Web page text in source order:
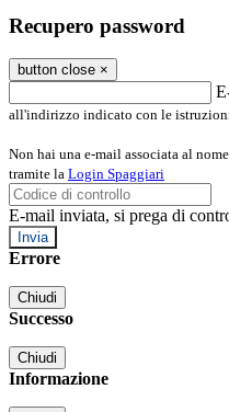
Recupero password
button close ×
all'indirizzo indicato con le
Non hai una e-mail associata al
tramite la Login Spaggiari
E-mail inviata, si prega di
Errore
Chiudi
Successo
Chiudi
Informazione